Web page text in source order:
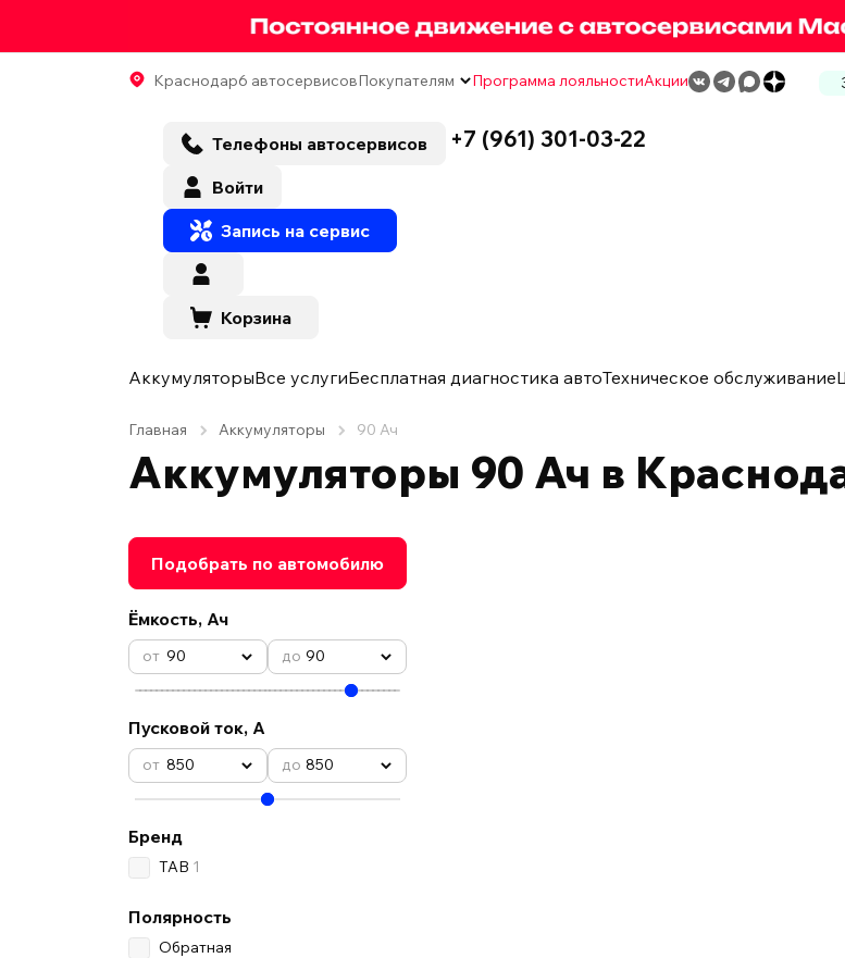
Краснодар6 автосервисовПокупателям Программа лояльностиАкции
Телефоны автосервисов +7 (961) 301-03-22
Войти
Запись на сервис
Корзина
АккумуляторыВсе услугиБесплатная диагностика автоТехническое обслуживание
Главная Аккумуляторы 90 Ач
Аккумуляторы 90 Ач в
Подобрать по автомобилю
Ёмкость, Ач
90 90
Пусковой ток, А
850 850
Бренд
TAB 1
Полярность
Обратная